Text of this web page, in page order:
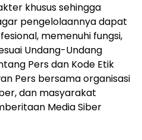
khusus sehingga
pengelolaannya dapat
memenuhi fungsi,
Undang-Undang
Pers dan Kode Etik
Pers bersama organisasi
dan masyarakat
Media Siber